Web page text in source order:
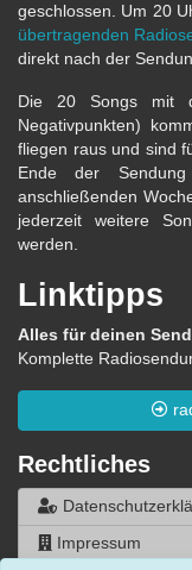
geschlossen. Um 20
übertragenden
direkt nach der
Die 20 Songs mit
Negativpunkten)
fliegen raus und sind
Ende der
anschließenden
jederzeit weitere
werden.
Linktipps
Alles für deinen
Komplette
Rechtliches
Impressum